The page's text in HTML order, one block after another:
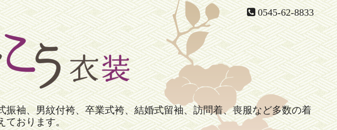
0545-62-8833
袖、男紋付袴、卒業式袴、結婚式留袖、訪問着、喪服など多数の着
ております。